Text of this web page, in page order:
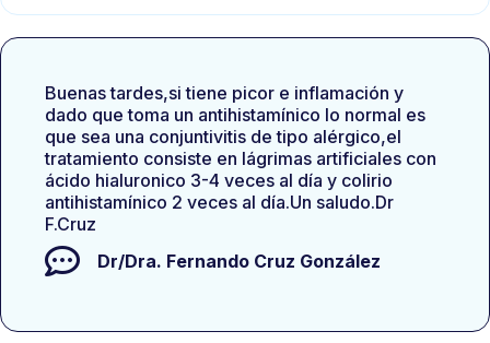
Buenas tardes,si tiene picor e inflamación y
dado que toma un antihistamínico lo normal es
que sea una conjuntivitis de tipo alérgico,el
tratamiento consiste en lágrimas artificiales con
ácido hialuronico 3-4 veces al día y colirio
antihistamínico 2 veces al día.Un saludo.Dr
F.Cruz
Dr/Dra. Fernando Cruz González